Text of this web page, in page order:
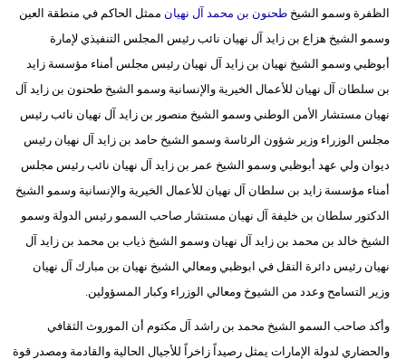
الظفرة وسمو الشيخطحنون بن محمد آل نهيان ممثل الحاكم في منطقة العين
وسمو الشيخ هزاع بن زايد آل نهيان نائب رئيس المجلس التنفيذي لإمارة
أبوظبي وسمو الشيخ نهيان بن زايد آل نهيان رئيس مجلس أمناء مؤسسة زايد
بن سلطان آل نهيان للأعمال الخيرية والإنسانية وسمو الشيخ طحنون بن زايد آل
نهيان مستشار الأمن الوطني وسمو الشيخ منصور بن زايد آل نهيان نائب رئيس
مجلس الوزراء وزير شؤون الرئاسة وسمو الشيخ حامد بن زايد آل نهيان رئيس
ديوان ولي عهد أبوظبي وسمو الشيخ عمر بن زايد آل نهيان نائب رئيس مجلس
أمناء مؤسسة زايد بن سلطان آل نهيان للأعمال الخيرية والإنسانية وسمو الشيخ
الدكتور سلطان بن خليفة آل نهيان مستشار صاحب السمو رئيس الدولة وسمو
الشيخ خالد بن محمد بن زايد آل نهيان وسمو الشيخ ذياب بن محمد بن زايد آل
نهيان رئيس دائرة النقل في ابوظبي ومعالي الشيخ نهيان بن مبارك آل نهيان
وزير التسامح وعدد من الشيوخ ومعالي الوزراء وكبار المسؤولين.
وأكد صاحب السمو الشيخ محمد بن راشد آل مكتوم أن الموروث الثقافي
والحضاري لدولة الإمارات يمثل رصيداً زاخراً للأجيال الحالية والقادمة ومصدر قوة